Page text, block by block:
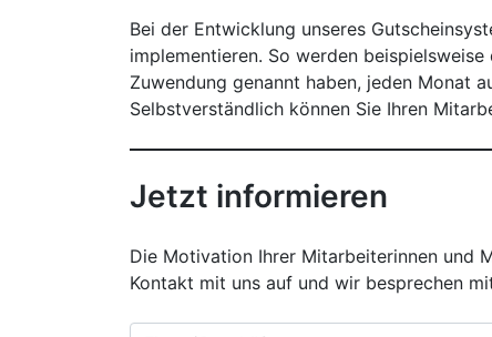
Bei der Entwicklung unseres
implementieren. So werden
Zuwendung genannt haben, jeden Monat
Selbstverständlich können Sie Ihren
Jetzt informieren
Die Motivation Ihrer Mitarbeiterinnen und
Kontakt mit uns auf und wir besprechen